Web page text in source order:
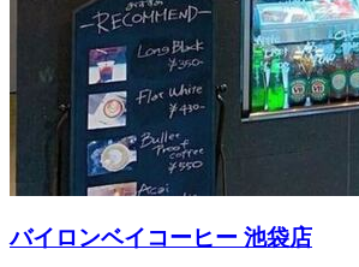
バイロンベイコーヒー 池袋店